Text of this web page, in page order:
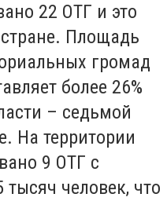
22 ОТГ и это
Площадь
громад
более 26%
– седьмой
На территории
9 ОТГ с
человек, что